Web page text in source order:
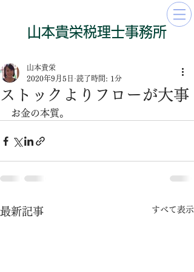
​山本貴栄​​​税理士事務所
ストックよりフローが大事
山本貴栄
2020年9月5日 読了時間: 1分
お金の本質。
最新記事 すべて表示